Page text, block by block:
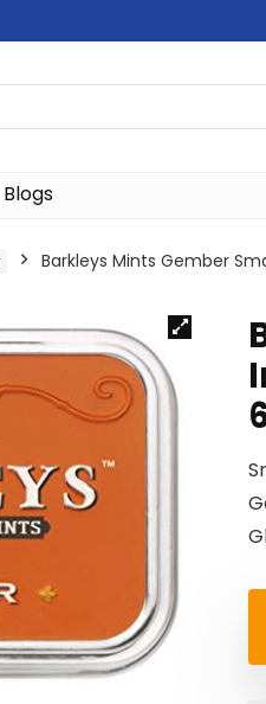
Blogs
Barkleys Mints Gember